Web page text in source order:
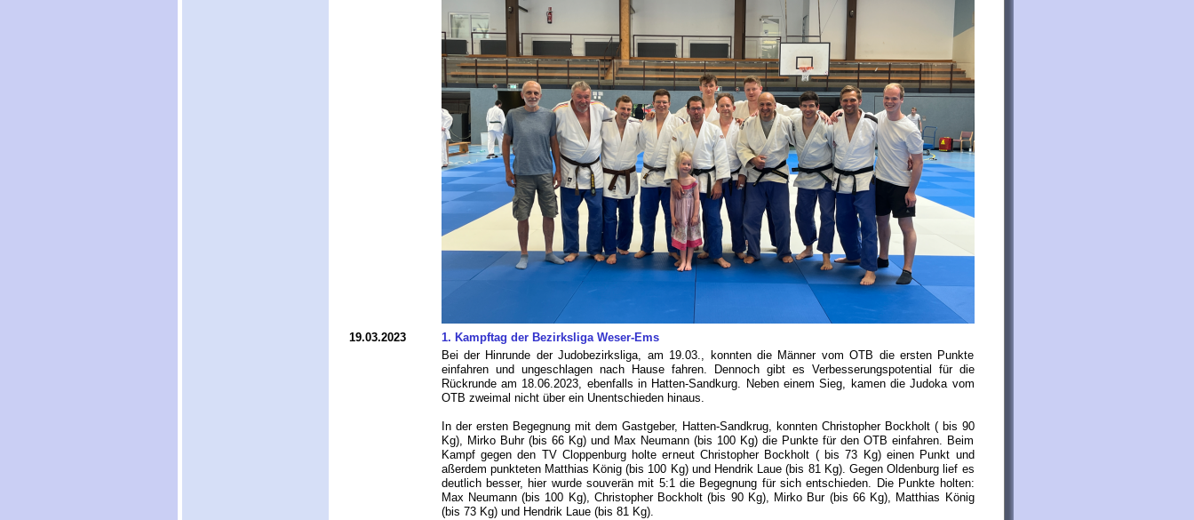
19.03.2023
1. Kampftag der Bezirksliga Weser-Ems
Bei der Hinrunde der Judobezirksliga, am 19.03., konnten die Männer vom OTB die ersten Punkte
einfahren und ungeschlagen nach Hause fahren. Dennoch gibt es Verbesserungspotential für die
Rückrunde am 18.06.2023, ebenfalls in Hatten-Sandkurg. Neben einem Sieg, kamen die Judoka vom
OTB zweimal nicht über ein Unentschieden hinaus.
In der ersten Begegnung mit dem Gastgeber, Hatten-Sandkrug, konnten Christopher Bockholt ( bis 90
Kg), Mirko Buhr (bis 66 Kg) und Max Neumann (bis 100 Kg) die Punkte für den OTB einfahren. Beim
Kampf gegen den TV Cloppenburg holte erneut Christopher Bockholt ( bis 73 Kg) einen Punkt und
aßerdem punkteten Matthias König (bis 100 Kg) und Hendrik Laue (bis 81 Kg). Gegen Oldenburg lief es
deutlich besser, hier wurde souverän mit 5:1 die Begegnung für sich entschieden. Die Punkte holten:
Max Neumann (bis 100 Kg), Christopher Bockholt (bis 90 Kg), Mirko Bur (bis 66 Kg), Matthias König
(bis 73 Kg) und Hendrik Laue (bis 81 Kg).